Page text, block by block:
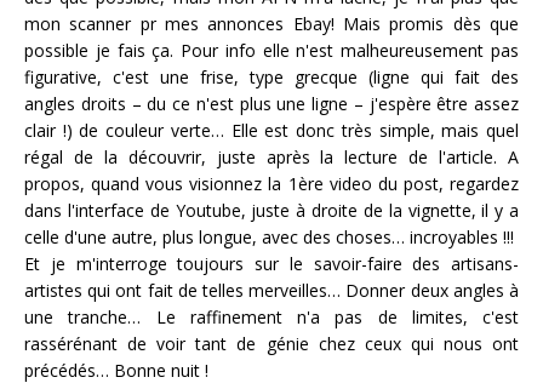
mon scanner pr mes annonces Ebay! Mais promis dès que
possible je fais ça. Pour info elle n'est malheureusement pas
figurative, c'est une frise, type grecque (ligne qui fait des
angles droits – du ce n'est plus une ligne – j'espère être assez
clair !) de couleur verte… Elle est donc très simple, mais quel
régal de la découvrir, juste après la lecture de l'article. A
propos, quand vous visionnez la 1ère video du post, regardez
dans l'interface de Youtube, juste à droite de la vignette, il y a
celle d'une autre, plus longue, avec des choses… incroyables !!!
Et je m'interroge toujours sur le savoir-faire des artisans-
artistes qui ont fait de telles merveilles… Donner deux angles à
une tranche… Le raffinement n'a pas de limites, c'est
rassérénant de voir tant de génie chez ceux qui nous ont
précédés… Bonne nuit !